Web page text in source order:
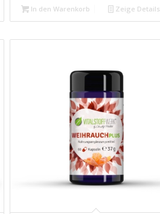
In den Warenkorb Zeige Details